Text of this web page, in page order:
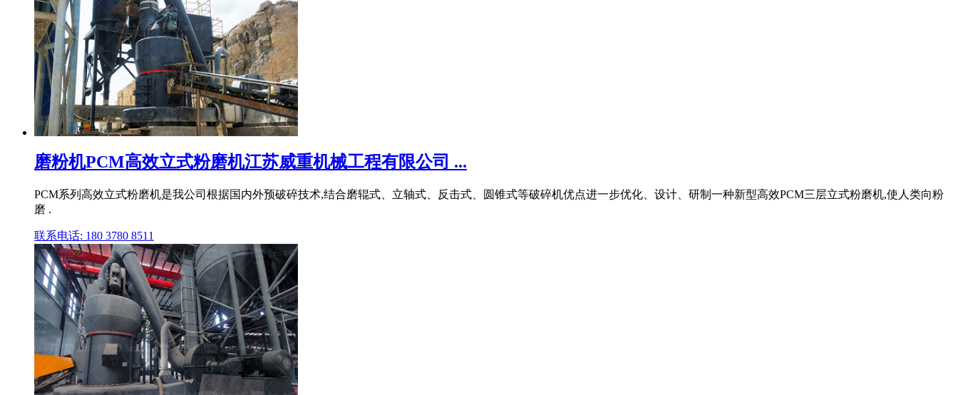
磨粉机PCM高效立式粉磨机江苏威重机械工程有限公司 ...
PCM系列高效立式粉磨机是我公司根据国内外预破碎技术,结合磨辊式、立轴式、反击式、圆锥式等破碎机优点进一步优化、设计、研制一种新型高效PCM三层立式粉磨机,使人类向粉
磨 .
联系电话: 180 3780 8511